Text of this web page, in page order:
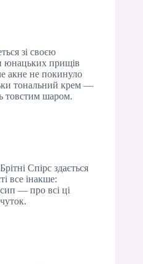
зі своєю
прищів
акне не покинуло
тональний крем —
товстим шаром.
Спірс здається
все інакше:
— про всі ці